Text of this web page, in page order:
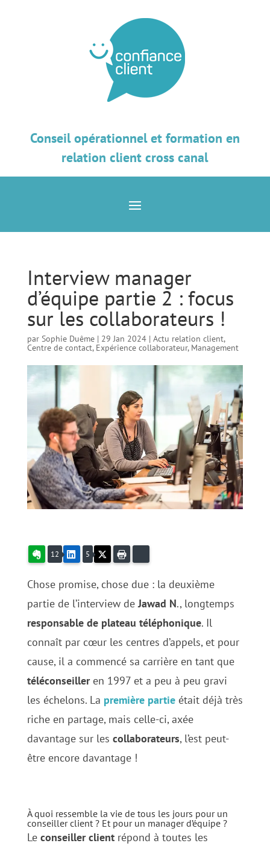
Conseil opérationnel et formation en
relation client cross canal
Interview manager
d’équipe partie 2 : focus
sur les collaborateurs !
par Sophie Duême| 29 Jan 2024| Actu relation client,
Centre de contact, Expérience collaborateur, Management
Evernote
12 LinkedIn
5
Chose promise, chose due : la deuxième
partie de l’interview deJawad N., longtemps
responsable de plateau téléphonique. Il
connaît par cœur les centres d’appels, et pour
cause, il a commencé sa carrière en tant que
téléconseiller en 1997 et a peu à peu gravi
les échelons. La première partieétait déjà très
riche en partage, mais celle-ci, axée
davantage sur les collaborateurs, l’est peut-
être encore davantage !
À quoi ressemble la vie de tous les jours pour un
conseiller client ? Et pour un manager d’équipe ?
Le conseiller clientrépond à toutes les